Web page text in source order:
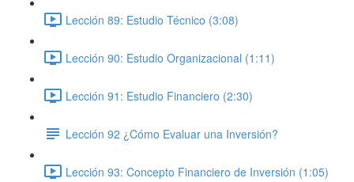
Lección 89: Estudio Técnico (3:08)
Lección 90: Estudio Organizacional (1:11)
Lección 91: Estudio Financiero (2:30)
Lección 92 ¿Cómo Evaluar una Inversión?
Lección 93: Concepto Financiero de Inversión (1:05)